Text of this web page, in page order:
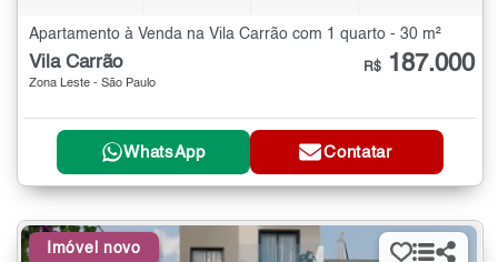
Apartamento à Venda na Vila Carrão com 1 quarto - 30 m²
Vila Carrão
Zona Leste - São Paulo
R$ 187.000
WhatsApp Contatar
Imóvel novo